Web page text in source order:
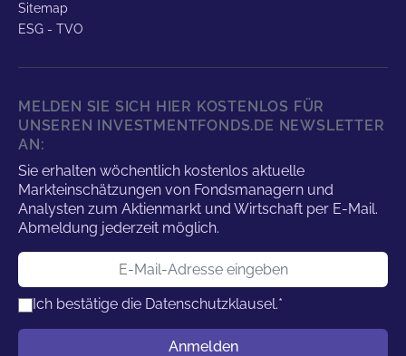
Sitemap
ESG - TVO
MELDEN SIE SICH HIER KOSTENLOS FÜR
UNSEREN INVESTMENTFONDS.DE NEWSLETTER
AN:
Sie erhalten wöchentlich kostenlos aktuelle
Markteinschätzungen von Fondsmanagern und
Analysten zum Aktienmarkt und Wirtschaft per E-Mail.
Abmeldung jederzeit möglich.
E-Mail-Adresse
Ich bestätige die Datenschutzklausel.*
Anmelden